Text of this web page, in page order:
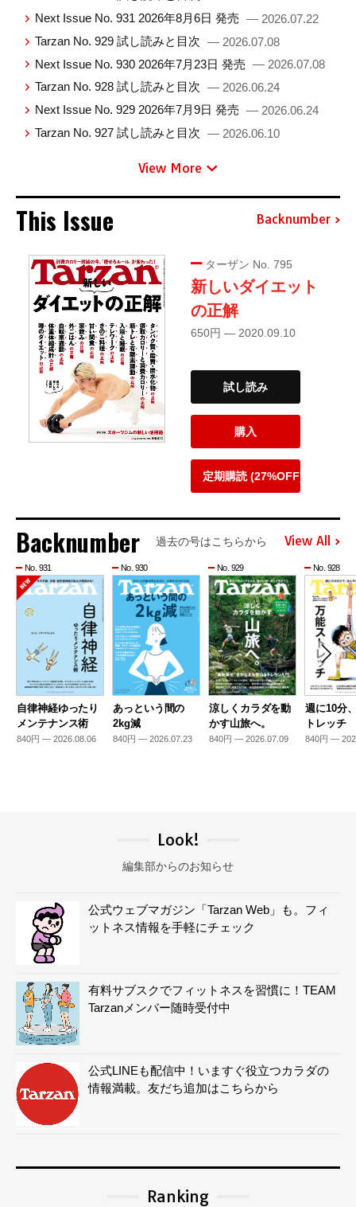
Next Issue No. 931 2026年8月6日 発売 — 2026.07.22
Tarzan No. 929 試し読みと目次 — 2026.07.08
Next Issue No. 930 2026年7月23日 発売 — 2026.07.08
Tarzan No. 928 試し読みと目次 — 2026.06.24
Next Issue No. 929 2026年7月9日 発売 — 2026.06.24
Tarzan No. 927 試し読みと目次 — 2026.06.10
View More
This Issue Backnumber
ターザン No. 795
新しいダイエット
の正解
650円 — 2020.09.10
試し読み
購入
定期購読 (27%OFF)
Backnumber 過去の号はこちらから View All
No. 931
自律神経ゆったり
メンテナンス術
840円 — 2026.08.06
No. 930
あっという間の
2kg減
840円 — 2026.07.23
No. 929
涼しくカラダを動
かす山旅へ。
840円 — 2026.07.09
No. 928
週に10分
トレッチ
840円 —
Look!
編集部からのお知らせ
公式ウェブマガジン「Tarzan Web」も。フィ
ットネス情報を手軽にチェック
有料サブスクでフィットネスを習慣に！TEAM
Tarzanメンバー随時受付中
公式LINEも配信中！いますぐ役立つカラダの
情報満載。友だち追加はこちらから
Ranking